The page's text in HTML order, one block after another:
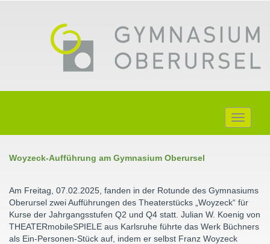
Toggle
Woyzeck-Aufführung am Gymnasium Oberursel
Am Freitag, 07.02.2025, fanden in der Rotunde des Gymnasiums
Oberursel zwei Aufführungen des Theaterstücks „Woyzeck“ für
Kurse der Jahrgangsstufen Q2 und Q4 statt. Julian W. Koenig von
THEATERmobileSPIELE aus Karlsruhe führte das Werk Büchners
als Ein-Personen-Stück auf, indem er selbst Franz Woyzeck